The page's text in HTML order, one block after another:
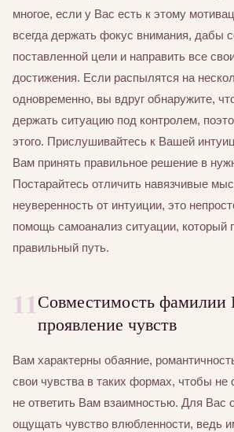
многое, если у Вас есть к этому
всегда держать фокус внимания, дабы
поставленной цели и направить все
достижения. Если распылятся на
одновременно, вы вдруг обнаружите,
держать ситуацию под контролем,
этого. Прислушивайтесь к Вашей
Вам принять правильное решение в
Постарайтесь отличить навязчивые
неуверенность от интуиции, это
помощь самоанализ ситуации, который
правильный путь.
11Совместимость фамилии
проявление чувств
Вам характерны обаяние,
свои чувства в таких формах, чтобы не
не ответить Вам взаимностью. Для Вас
ощущать чувство влюбленности, ведь